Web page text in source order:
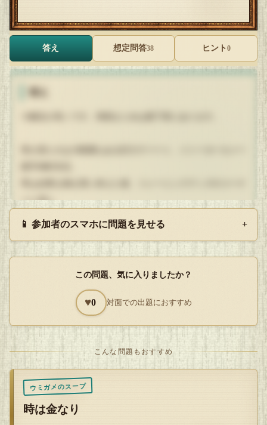
答え 想定問答38 ヒント 0
ーに居た。
10kgのダンベルを2つも衝動買いした男。
開くと中はぎゅうぎゅう詰め。衝動買いしたダンベルの重さ
が祟り、重量オーバーでエレベーターに乗る事が出来なかっ
た。
エレベーターの中からクスクスと押し殺すような笑い声が聞
こえる。
「ブザーが鳴って恥ずかしい思いをした…」
ら、エレベーターは諦め階段を急ぎ足で登り、さっさと車で
📱 参加者のスマホに問題を見せる +
この問題、気に入りましたか？
♥0 対面での出題におすすめ
こんな問題もおすすめ
ウミガメのスープ
時は金なり